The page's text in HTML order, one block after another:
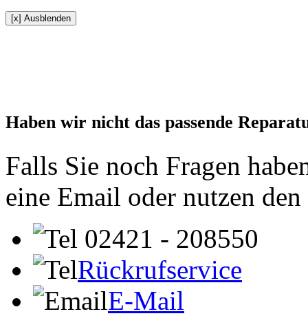
[x] Ausblenden
Haben wir nicht das passende
Falls Sie noch Fragen
eine Email oder nutzen
02421 - 208550
Rückrufservice
E-Mail